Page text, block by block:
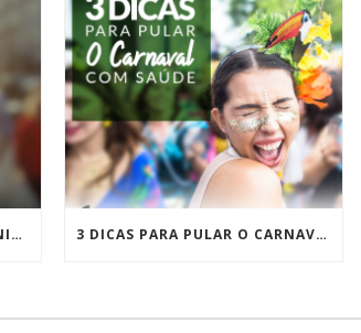
VISÃO EMBAÇADA? PODE SIGNIFICAR PROBLEMAS NA RETINA! 3 DICAS PARA PULAR O CARNAVAL COM SAÚDE!